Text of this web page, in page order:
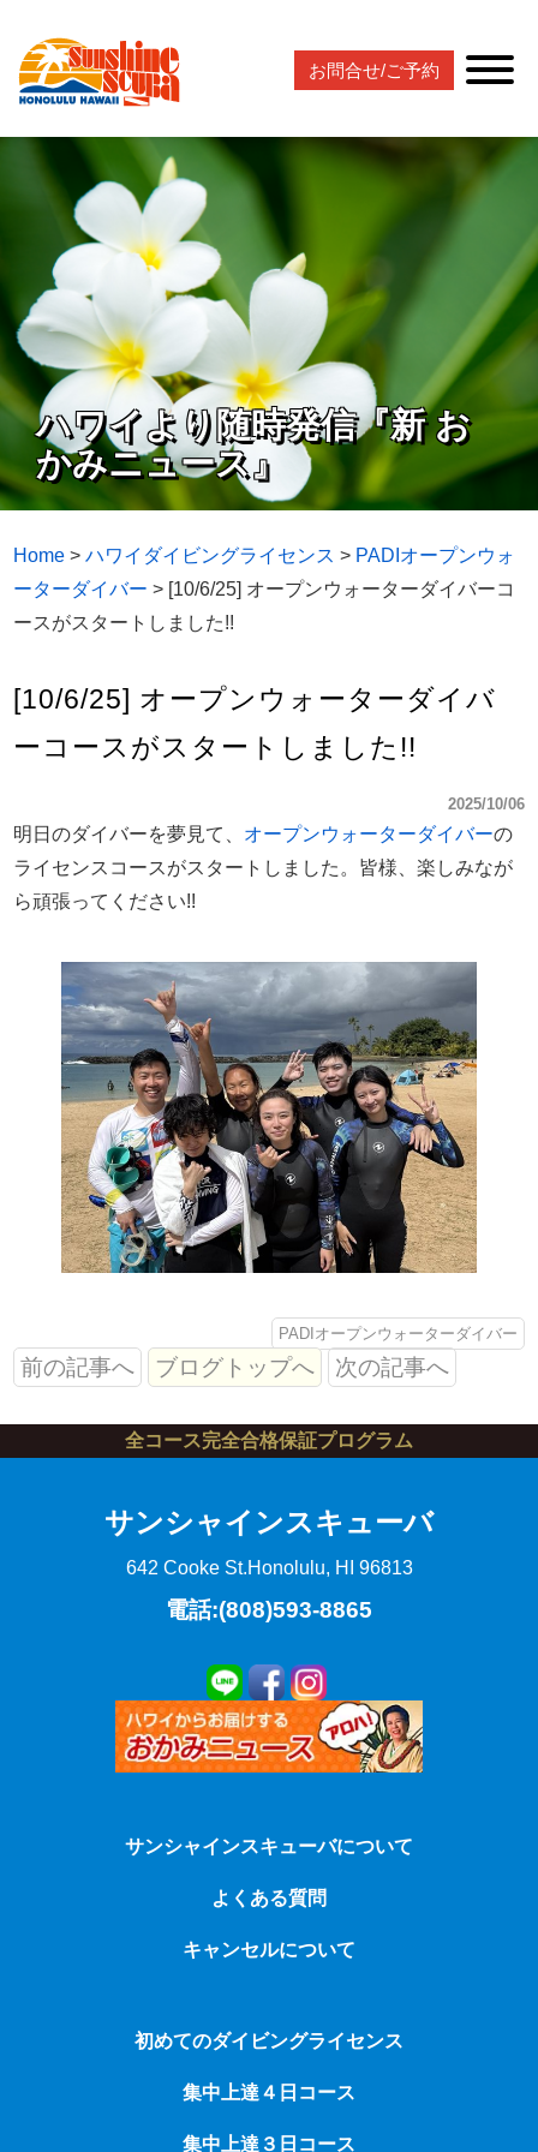
お問合せ/ご予約
ハワイより随時発信『新 お
かみニュース』
Home >ハワイダイビングライセンス > PADIオープンウォ
ーターダイバー > [10/6/25] オープンウォーターダイバーコ
ースがスタートしました!!
[10/6/25] オープンウォーターダイバ
ーコースがスタートしました!!
2025/10/06
明日のダイバーを夢見て、 オープンウォーターダイバーの
ライセンスコースがスタートしました。皆様、楽しみなが
ら頑張ってください!!
PADIオープンウォーターダイバー
前の記事へ ブログトップへ 次の記事へ
全コース完全合格保証プログラム
サンシャインスキューバ
642 Cooke St.Honolulu, HI 96813
電話:(808)593-8865
サンシャインスキューバについて
よくある質問
キャンセルについて
初めてのダイビングライセンス
集中上達４日コース
集中上達３日コース